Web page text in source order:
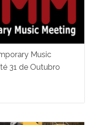
Music
31 de Outubro